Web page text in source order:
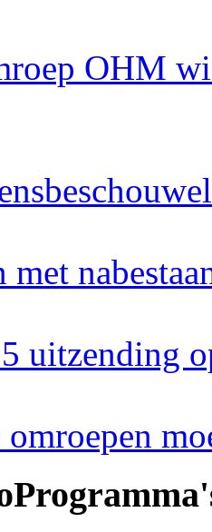
OHM
met
uitzending
omroepen